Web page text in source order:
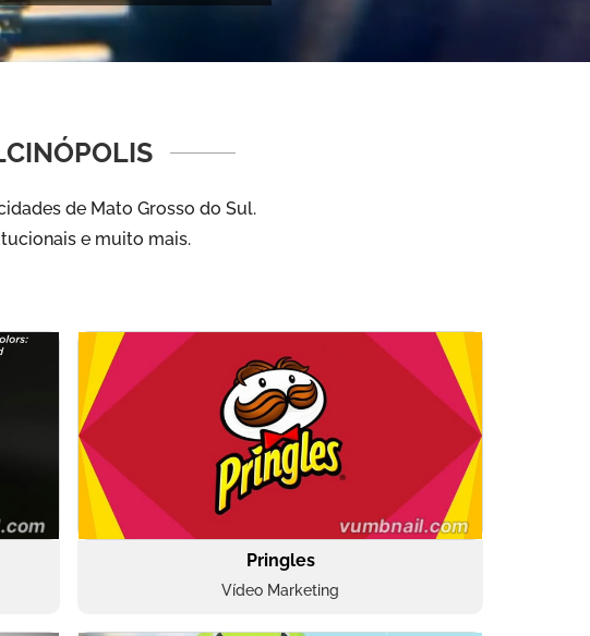
de Mato Grosso do Sul.
e muito mais.
Pringles
Vídeo Marketing